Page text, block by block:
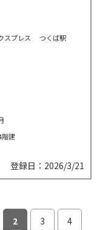
スプレス つくば駅
建
登録日：2026/3/21
2 3 4